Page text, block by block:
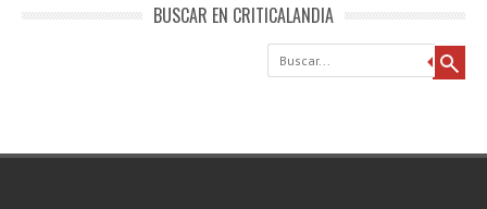
BUSCAR EN CRITICALANDIA
Buscar